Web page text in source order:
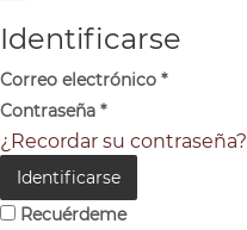
Identificarse
Correo electrónico *
Contraseña *
¿Recordar su contraseña?
Identificarse
Recuérdeme